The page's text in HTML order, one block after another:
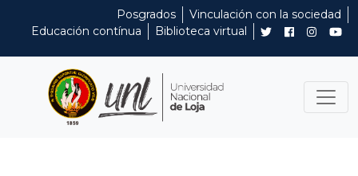
Posgrados
Vinculación con la sociedad
Educación contínua
Biblioteca virtual